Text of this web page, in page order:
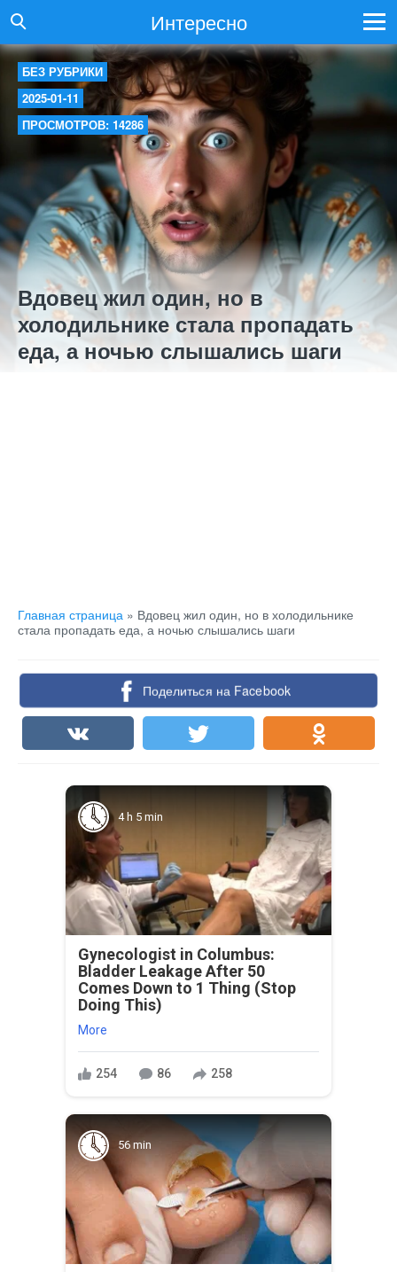
Интересно
БЕЗ РУБРИКИ
2025-01-11
ПРОСМОТРОВ: 14286
Вдовец жил один, но в
холодильнике стала пропадать
еда, а ночью слышались шаги
Главная страница » Вдовец жил один, но в холодильнике
стала пропадать еда, а ночью слышались шаги
Поделиться на Facebook
4 h 5 min
Gynecologist in Columbus:
Bladder Leakage After 50
Comes Down to 1 Thing (Stop
Doing This)
More
254 86 258
56 min